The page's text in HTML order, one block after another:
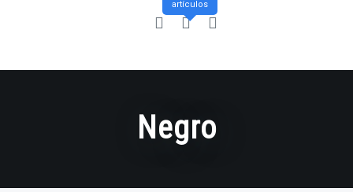
artículos
Negro